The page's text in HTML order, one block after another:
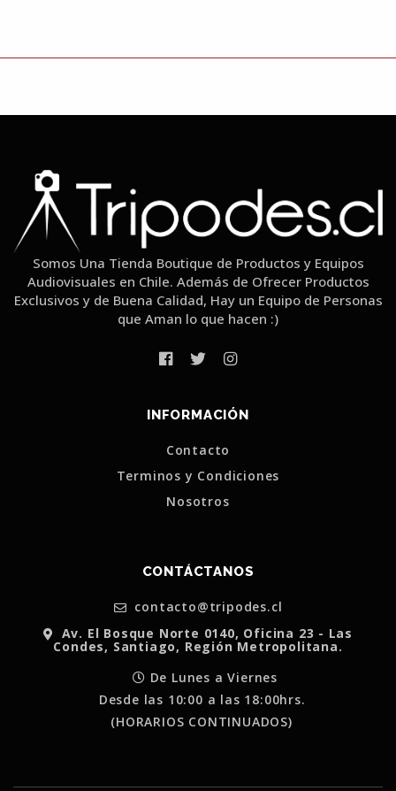
Somos Una Tienda Boutique de Productos y Equipos
Audiovisuales en Chile. Además de Ofrecer Productos
Exclusivos y de Buena Calidad, Hay un Equipo de Personas
que Aman lo que hacen :)
INFORMACIÓN
Contacto
Terminos y Condiciones
Nosotros
CONTÁCTANOS
contacto@tripodes.cl
Av. El Bosque Norte 0140, Oficina 23 - Las
Condes, Santiago, Región Metropolitana.
De Lunes a Viernes
Desde las 10:00 a las 18:00hrs.
(HORARIOS CONTINUADOS)